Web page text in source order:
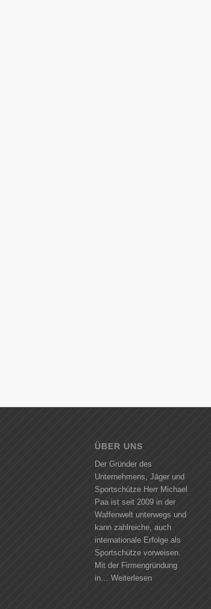
ÜBER UNS
Der Gründer des
Unternehmens, Jäger und
Sportschütze Herr Michael
Paa ist seit 2009 in der
Waffenwelt unterwegs und
kann zahlreiche, auch
internationale Erfolge als
Sportschütze vorweisen.
Mit der Firmengründung
in… Weiterlesen